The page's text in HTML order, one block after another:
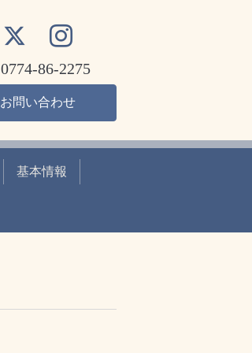
0774-86-2275
お問い合わせ
基本情報